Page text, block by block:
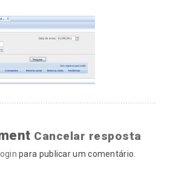
Cancelar resposta
login para publicar um comentário.